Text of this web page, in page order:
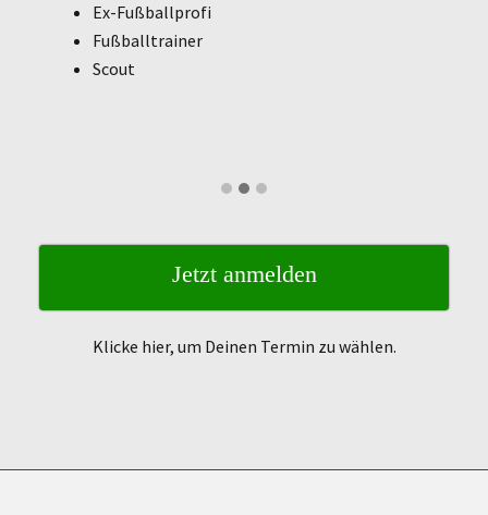
Ex-Fußballprofi
Fußballtrainer
Scout
Jetzt anmelden
Klicke hier, um Deinen Termin zu wählen.